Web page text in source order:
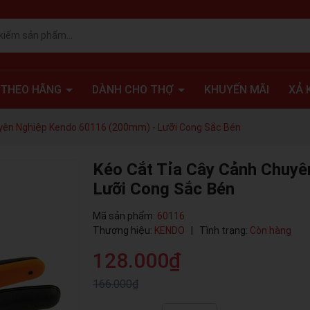
HÃNG DÀNH CHO THỢ KHUYẾN MÃI XẢ
Nghiệp Kendo 60116 (200mm) - Lưỡi Cong Sắc Bén
Kéo Cắt Tỉa Cây Cảnh
Lưỡi Cong Sắc Bén
Mã sản phẩm: 60116
Thương hiệu: KENDO Tình trạng: Còn hàng
128.000₫
166.000₫